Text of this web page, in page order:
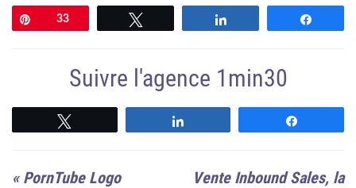
Épingle
33
Suivre l'agence 1min30
« PornTube Logo
Vente Inbound Sales, la